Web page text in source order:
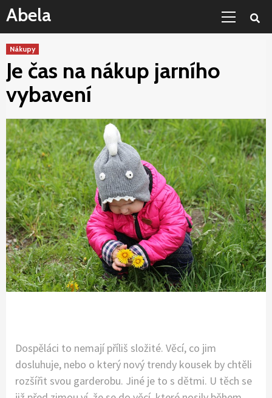
Skip
to
content
Abela
Nákupy
Je čas na nákup jarního
vybavení
Dospěláci to nemají příliš složité. Věcí, co jim
dosluhuje, nebo o který nový trendy kousek by chtěli
rozšířit svou garderobu. Jiné je to s dětmi. U těch se